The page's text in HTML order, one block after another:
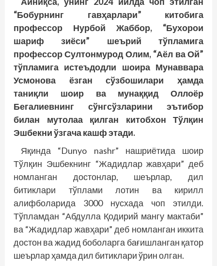
“Бобурнинг гавҳарлари” китобига
профессор Нурбой Жаббор, “Бухорои
шариф зиёси” шеърий тўпламига
профессор Султонмурод Олим, “Аёл ва Ой”
тўпламига истеъдодли шоира Мунаввара
Усмонова ёзган сўзбошилари ҳамда
таниқли шоир ва мунаққид Оллоёр
Бегалиевнинг сўнгсўзларини эътибор
билан мутолаа қилган китобхон Тўлқин
Эшбекни ўзгача кашф этади.
Яқинда “Dunyo nashr” нашриётида шоир
Тўлқин Эшбекнинг “Жадидлар жавҳари” деб
номланган достонлар, шеърлар, дил
битиклари тўплами лотин ва кирилл
алифболарида 3000 нусхада чоп этилди.
Тўпламдан “Абдулла Қодирий мангу мактаби”
ва “Жадидлар жавҳари” деб номланган иккита
достон ва жадид боболарга бағишланган қатор
шеърлар ҳамда дил битиклари ўрин олган.